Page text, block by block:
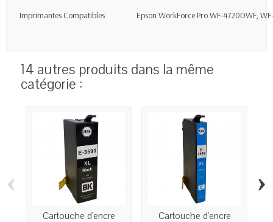
Imprimantes Compatibles Epson WorkForce Pro WF-4720DWF,
14 autres produits dans la même
catégorie :
Cartouche d'encre Cartouche d'encre
‹ ›